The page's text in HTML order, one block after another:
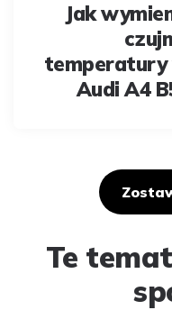
Jak
temperatury
Audi A4
Te